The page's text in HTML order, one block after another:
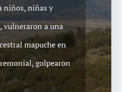
niños, niñas y
vulneraron a una
mapuche en
golpearon